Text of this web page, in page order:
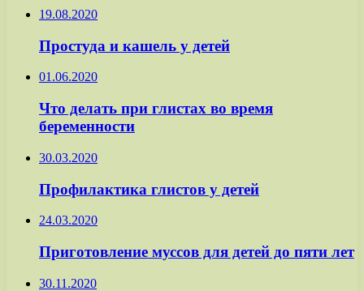
19.08.2020
Простуда и кашель у детей
01.06.2020
Что делать при глистах во время
беременности
30.03.2020
Профилактика глистов у детей
24.03.2020
Приготовление муссов для детей до пяти лет
30.11.2020